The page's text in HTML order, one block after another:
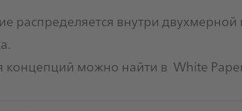
распределяется внутри
концепций можно найти в White